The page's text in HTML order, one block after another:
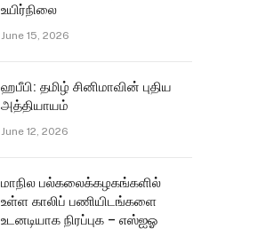
உயிர்நிலை
June 15, 2026
ஹபீபி: தமிழ் சினிமாவின் புதிய
அத்தியாயம்
June 12, 2026
மாநில பல்கலைக்கழகங்களில்
உள்ள காலிப் பணியிடங்களை
உடனடியாக நிரப்புக – எஸ்ஐஓ